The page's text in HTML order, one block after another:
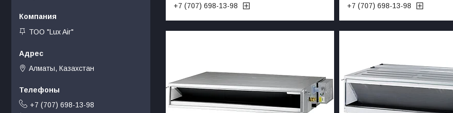
+7 (707) 698-13-98 +7 (707) 698-13-98
ТОО "Lux Air"
Алматы, Казахстан
+7 (707) 698-13-98